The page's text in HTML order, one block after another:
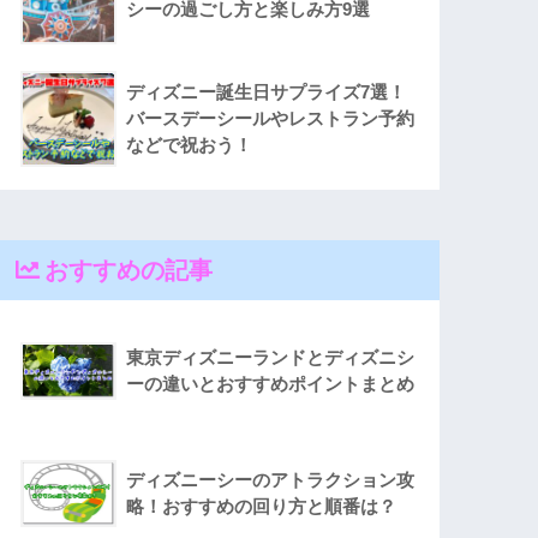
シーの過ごし方と楽しみ方9選
ディズニー誕生日サプライズ7選！
バースデーシールやレストラン予約
などで祝おう！
おすすめの記事
東京ディズニーランドとディズニシ
ーの違いとおすすめポイントまとめ
ディズニーシーのアトラクション攻
略！おすすめの回り方と順番は？